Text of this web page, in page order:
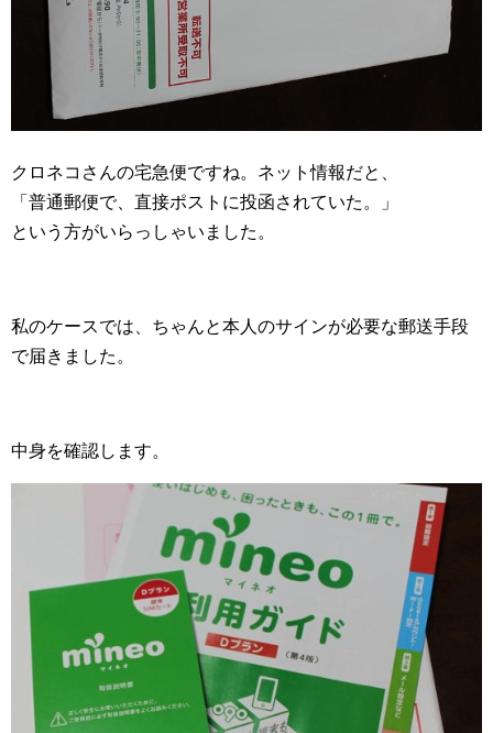
クロネコさんの宅急便ですね。ネット情報だと、
「普通郵便で、直接ポストに投函されていた。」
という方がいらっしゃいました。
私のケースでは、ちゃんと本人のサインが必要な郵送手段
で届きました。
中身を確認します。